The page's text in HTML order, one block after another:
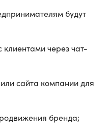
будут
через чат-
сайта компании для
бренда;